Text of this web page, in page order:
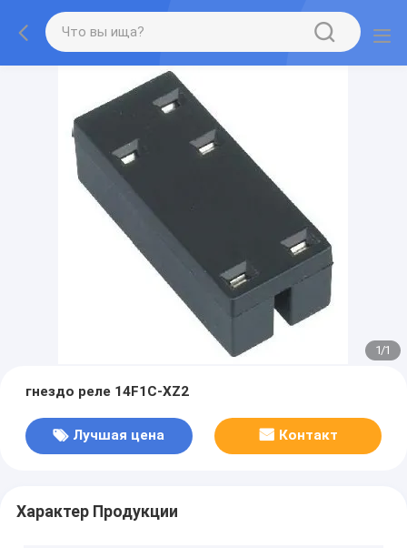
1/1
гнездо реле 14F1C-XZ2
Лучшая цена Контакт
Характер Продукции